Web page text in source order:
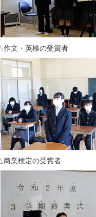
検の受賞者
の受賞者